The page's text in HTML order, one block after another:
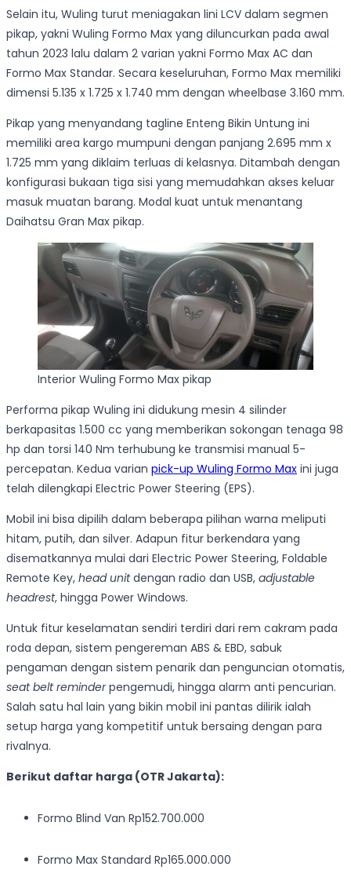
Selain itu, Wuling turut meniagakan lini LCV dalam segmen
pikap, yakni Wuling Formo Max yang diluncurkan pada awal
tahun 2023 lalu dalam 2 varian yakni Formo Max AC dan
Formo Max Standar. Secara keseluruhan, Formo Max memiliki
dimensi 5.135 x 1.725 x 1.740 mm dengan wheelbase 3.160 mm.
Pikap yang menyandang tagline Enteng Bikin Untung ini
memiliki area kargo mumpuni dengan panjang 2.695 mm x
1.725 mm yang diklaim terluas di kelasnya. Ditambah dengan
konfigurasi bukaan tiga sisi yang memudahkan akses keluar
masuk muatan barang. Modal kuat untuk menantang
Daihatsu Gran Max pikap.
Interior Wuling Formo Max pikap
Performa pikap Wuling ini didukung mesin 4 silinder
berkapasitas 1.500 cc yang memberikan sokongan tenaga 98
hp dan torsi 140 Nm terhubung ke transmisi manual 5-
percepatan. Kedua varian pick-up Wuling Formo Max ini juga
telah dilengkapi Electric Power Steering (EPS).
Mobil ini bisa dipilih dalam beberapa pilihan warna meliputi
hitam, putih, dan silver. Adapun fitur berkendara yang
disematkannya mulai dari Electric Power Steering, Foldable
Remote Key, head unitdengan radio dan USB, adjustable
headrest, hingga Power Windows.
Untuk fitur keselamatan sendiri terdiri dari rem cakram pada
roda depan, sistem pengereman ABS & EBD, sabuk
pengaman dengan sistem penarik dan penguncian otomatis,
seat belt reminderpengemudi, hingga alarm anti pencurian.
Salah satu hal lain yang bikin mobil ini pantas dilirik ialah
setup harga yang kompetitif untuk bersaing dengan para
rivalnya.
Berikut daftar harga (OTR Jakarta):
Formo Blind Van Rp152.700.000
Formo Max Standard Rp165.000.000